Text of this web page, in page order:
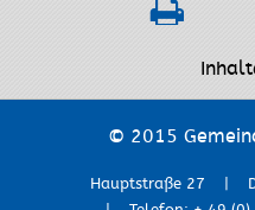
© 2015
Hauptstraße 27 |